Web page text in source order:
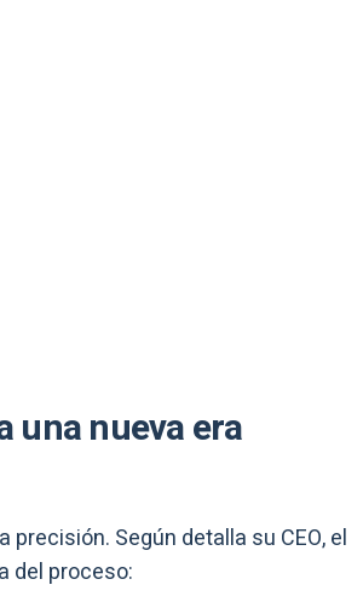
una nueva era
Según detalla su CEO, el
del proceso: